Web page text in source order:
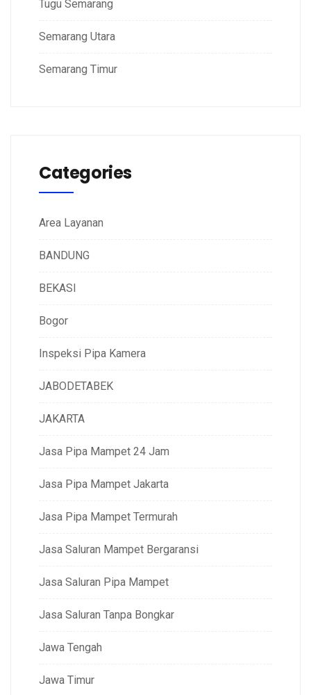
Tugu Semarang
Semarang Utara
Semarang Timur
Categories
Area Layanan
BANDUNG
BEKASI
Bogor
Inspeksi Pipa Kamera
JABODETABEK
JAKARTA
Jasa Pipa Mampet 24 Jam
Jasa Pipa Mampet Jakarta
Jasa Pipa Mampet Termurah
Jasa Saluran Mampet Bergaransi
Jasa Saluran Pipa Mampet
Jasa Saluran Tanpa Bongkar
Jawa Tengah
Jawa Timur